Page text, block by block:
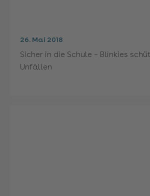
26. Mai 2018
Sicher in die Schule – Blinkies
Unfällen